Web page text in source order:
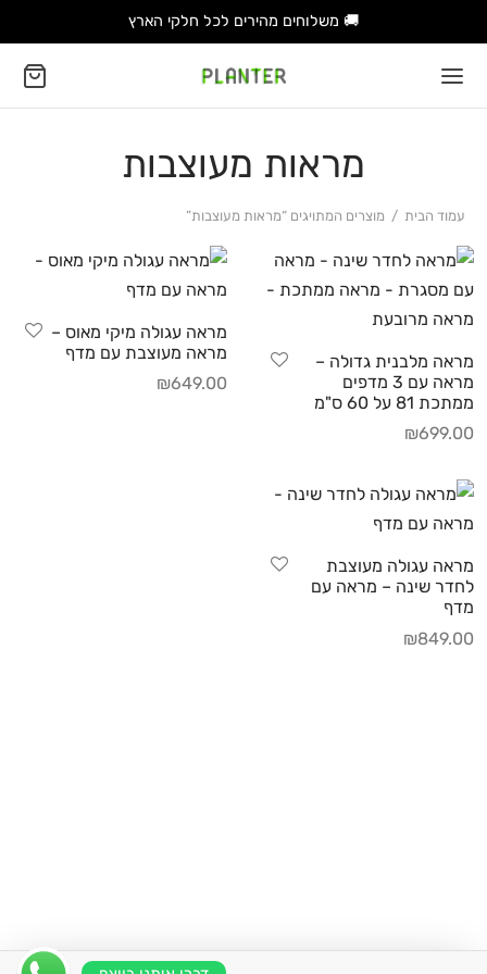
🚚 משלוחים מהירים לכל חלקי הארץ
מראות מעוצבות
עמוד הבית / מוצרים המתויגים “מראות מעוצבות”
מראה מלבנית גדולה –
מראה עם 3 מדפים
ממתכת 81 על 60 ס"מ
₪699.00
מראה עגולה מיקי מאוס –
מראה מעוצבת עם מדף
₪649.00
מראה עגולה מעוצבת
לחדר שינה – מראה עם
מדף
₪849.00